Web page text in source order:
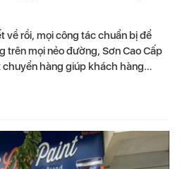
về rồi, mọi công tác chuẩn bị để
trên mọi nẻo đường, Sơn Cao Cấp
hàng giúp khách hàng